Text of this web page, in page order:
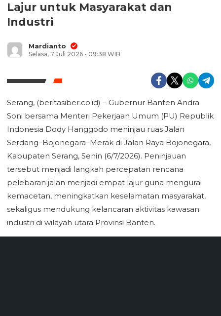
Lajur untuk Masyarakat dan
Industri
Mardianto
Selasa, 7 Juli 2026 - 09:38 WIB
Serang, (beritasiber.co.id) – Gubernur Banten Andra
Soni bersama Menteri Pekerjaan Umum (PU) Republik
Indonesia Dody Hanggodo meninjau ruas Jalan
Serdang–Bojonegara–Merak di Jalan Raya Bojonegara,
Kabupaten Serang, Senin (6/7/2026). Peninjauan
tersebut menjadi langkah percepatan rencana
pelebaran jalan menjadi empat lajur guna mengurai
kemacetan, meningkatkan keselamatan masyarakat,
sekaligus mendukung kelancaran aktivitas kawasan
industri di wilayah utara Provinsi Banten.